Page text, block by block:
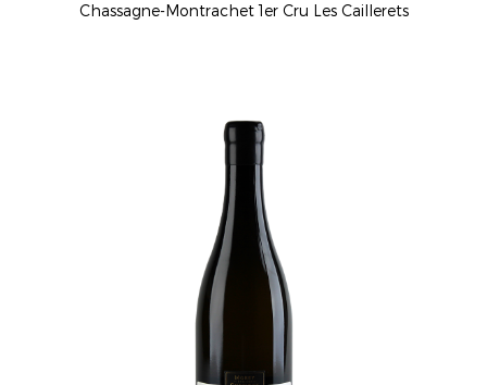
Chassagne-Montrachet 1er Cru Les Caillerets